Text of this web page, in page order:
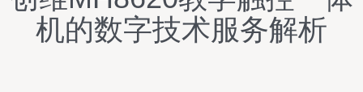
机的数字技术服务解析